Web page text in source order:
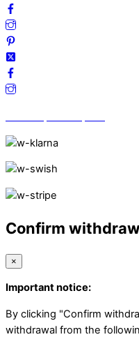
Confirm
×
Important notice:
By clicking "Confirm
withdrawal from the